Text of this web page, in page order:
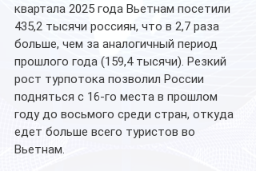
квартала 2025 года Вьетнам посетили
435,2 тысячи россиян, что в 2,7 раза
больше, чем за аналогичный период
прошлого года (159,4 тысячи). Резкий
рост турпотока позволил России
подняться с 16-го места в прошлом
году до восьмого среди стран, откуда
едет больше всего туристов во
Вьетнам.